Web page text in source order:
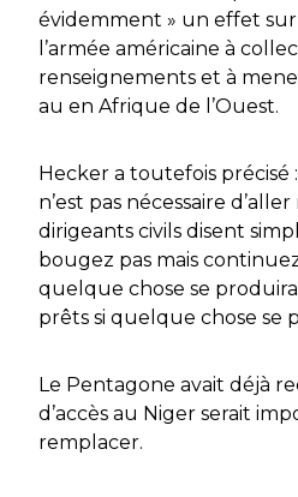
évidemment » un effet
l’armée américaine à
renseignements et à
au en Afrique de l’Ouest.
Hecker a toutefois précisé
n’est pas nécessaire
dirigeants civils disent
bougez pas mais
quelque chose se
prêts si quelque chose se
Le Pentagone avait déjà
d’accès au Niger serait
remplacer.